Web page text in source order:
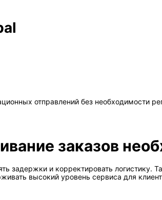
отправлений без необходимости
заказов
задержки и корректировать логистику.
высокий уровень сервиса для